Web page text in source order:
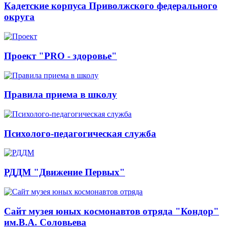
Кадетские корпуса Приволжского федерального
округа
Проект "PRO - здоровье"
Правила приема в школу
Психолого-педагогическая служба
РДДМ "Движение Первых"
Сайт музея юных космонавтов отряда "Кондор"
им.В.А. Соловьева